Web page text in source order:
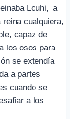
Louhi, la
reina cualquiera,
capaz de
los osos para
se extendía
a partes
cuando se
a los